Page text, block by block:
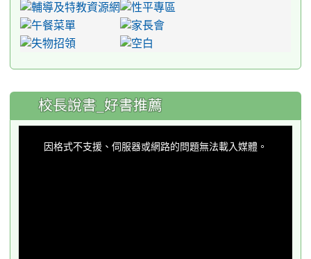
:::
校長說書_好書推薦
因格式不支援、伺服器或網路的問題無法載入媒體。